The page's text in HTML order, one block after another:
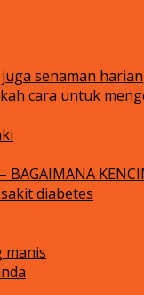
senaman harian
cara untuk
diabetes
manis